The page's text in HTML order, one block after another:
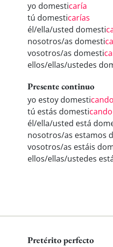
yo domesticaría
tú domesticarías
él/ella/usted domesti
nosotros/as domesti
vosotros/as domesti
ellos/ellas/ustedes
Presente continuo
yo estoy domesticando
tú estás domesticando
él/ella/usted está
nosotros/as estamos
vosotros/as estáis
ellos/ellas/ustedes
Pretérito perfecto